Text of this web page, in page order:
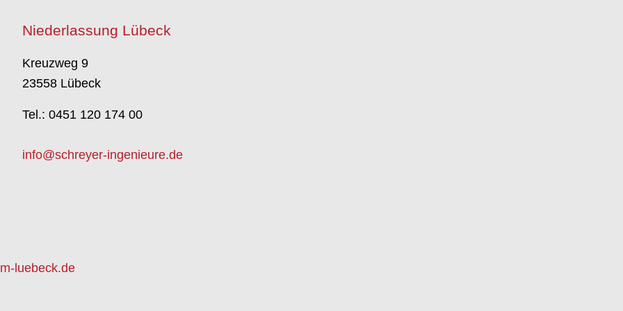
Niederlassung Lübeck
Kreuzweg 9
23558 Lübeck
Tel.: 0451 120 174 00
info@schreyer-ingenieure.de